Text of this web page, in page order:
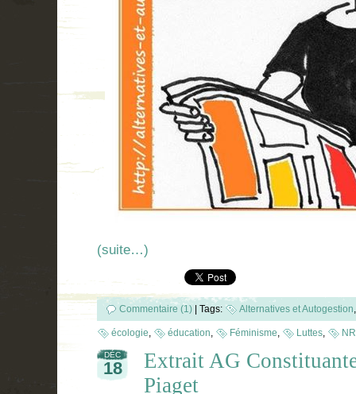
(suite…)
Commentaire (1) Tags: Alternatives et Autogestion
écologie, éducation, Féminisme, Luttes,
DÉC
18
Extrait AG
Piaget